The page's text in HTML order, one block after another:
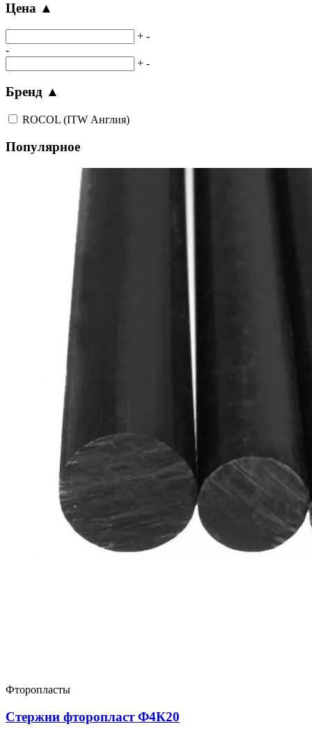
Цена ▲
+ -
-
+ -
Бренд ▲
ROCOL (ITW Англия)
Популярное
Фторопласты
Стержни фторопласт Ф4К20